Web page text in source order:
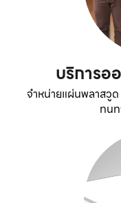
บริการอ
จำหน่ายแผ่นพลาสวูด
ทน